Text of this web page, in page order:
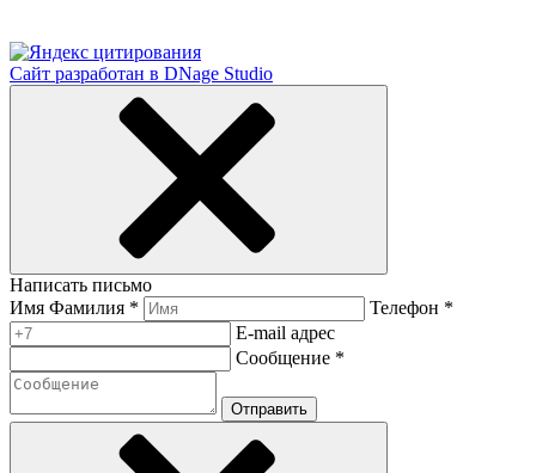
Сайт разработан в DNage Studio
Написать письмо
Имя Фамилия *
Телефон *
E-mail адрес
Сообщение *
Отправить